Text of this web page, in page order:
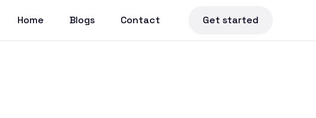
Home Blogs Contact Get started